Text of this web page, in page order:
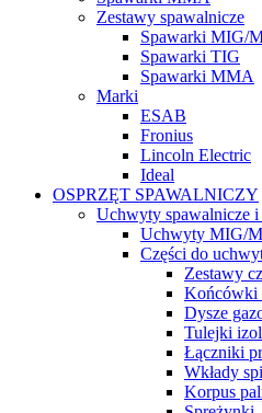
Zestawy spawalnicze
Spawarki MIG/
Spawarki TIG
Spawarki MMA
Marki
ESAB
Fronius
Lincoln Electric
Ideal
OSPRZĘT SPAWALNICZY
Uchwyty spawalnicze i
Uchwyty MIG/
Części do
Zestawy
Końcówki
Dysze
Tulejki
Łączniki
Wkłady
Korpus